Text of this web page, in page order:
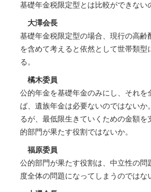
基礎年金税限定型とは比較ができない
大澤会長
基礎年金税限定型の場合、現行の高齢
を含めて考えると依然として世帯類型
る。
橘木委員
公的年金を基礎年金のみにし、それを
ば、遺族年金は必要ないのではないか
るが、最低限生きていくための金額を
的部門が果たす役割ではないか。
福原委員
公的部門が果たす役割は、中立性の問
度全体の問題になってしまうのではな